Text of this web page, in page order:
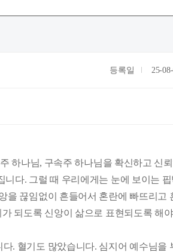
등록일 25-
하나님, 구속주 하나님을 확신하고 신
다. 그럴 때 우리에게는 눈에 보이는
끊임없이 흔들어서 혼란에 빠뜨리고
되도록 신앙이 삶으로 표현되도록 해
. 혈기도 많았습니다. 심지어 예수님을